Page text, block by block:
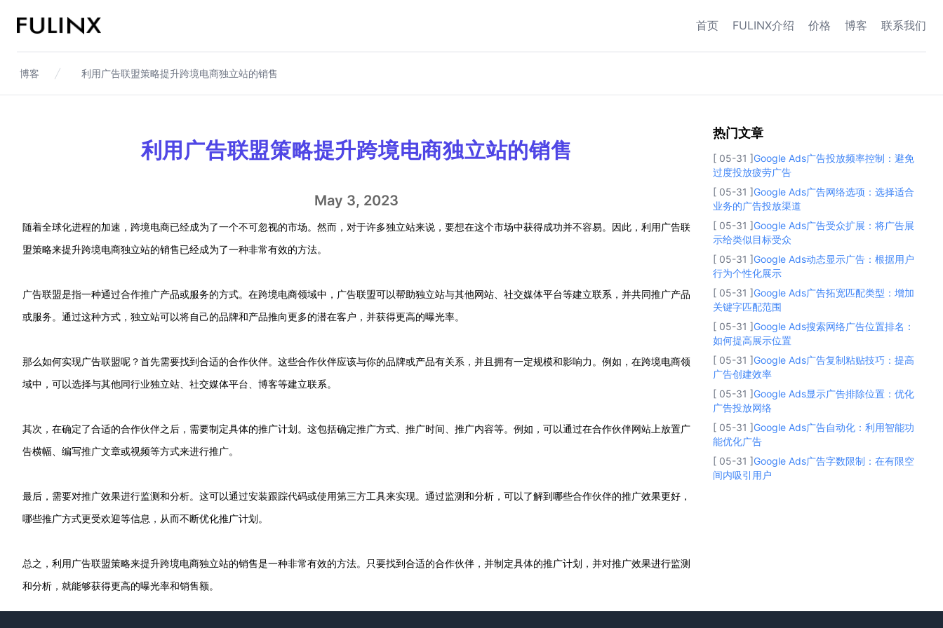
Fulinx-跨境电商独立站自建站平台 首页 FULINX介绍 价格 博客 联系我们
博客 利用广告联盟策略提升跨境电商独立站的销售
利用广告联盟策略提升跨境电商独立站的销售
May 3, 2023
随着全球化进程的加速，跨境电商已经成为了一个不可忽视的市场。然而，对于许多独立站来说，要想在这个市场中获得成功并不容易。因此，利用广告联
盟策略来提升跨境电商独立站的销售已经成为了一种非常有效的方法。
广告联盟是指一种通过合作推广产品或服务的方式。在跨境电商领域中，广告联盟可以帮助独立站与其他网站、社交媒体平台等建立联系，并共同推广产品
或服务。通过这种方式，独立站可以将自己的品牌和产品推向更多的潜在客户，并获得更高的曝光率。
那么如何实现广告联盟呢？首先需要找到合适的合作伙伴。这些合作伙伴应该与你的品牌或产品有关系，并且拥有一定规模和影响力。例如，在跨境电商领
域中，可以选择与其他同行业独立站、社交媒体平台、博客等建立联系。
其次，在确定了合适的合作伙伴之后，需要制定具体的推广计划。这包括确定推广方式、推广时间、推广内容等。例如，可以通过在合作伙伴网站上放置广
告横幅、编写推广文章或视频等方式来进行推广。
最后，需要对推广效果进行监测和分析。这可以通过安装跟踪代码或使用第三方工具来实现。通过监测和分析，可以了解到哪些合作伙伴的推广效果更好，
哪些推广方式更受欢迎等信息，从而不断优化推广计划。
总之，利用广告联盟策略来提升跨境电商独立站的销售是一种非常有效的方法。只要找到合适的合作伙伴，并制定具体的推广计划，并对推广效果进行监测
和分析，就能够获得更高的曝光率和销售额。
热门文章
[ 05-31 ]Google Ads广告投放频率控制：避免
过度投放疲劳广告
[ 05-31 ]Google Ads广告网络选项：选择适合
业务的广告投放渠道
[ 05-31 ]Google Ads广告受众扩展：将广告展
示给类似目标受众
[ 05-31 ]Google Ads动态显示广告：根据用户
行为个性化展示
[ 05-31 ]Google Ads广告拓宽匹配类型：增加
关键字匹配范围
[ 05-31 ]Google Ads搜索网络广告位置排名：
如何提高展示位置
[ 05-31 ]Google Ads广告复制粘贴技巧：提高
广告创建效率
[ 05-31 ]Google Ads显示广告排除位置：优化
广告投放网络
[ 05-31 ]Google Ads广告自动化：利用智能功
能优化广告
[ 05-31 ]Google Ads广告字数限制：在有限空
间内吸引用户